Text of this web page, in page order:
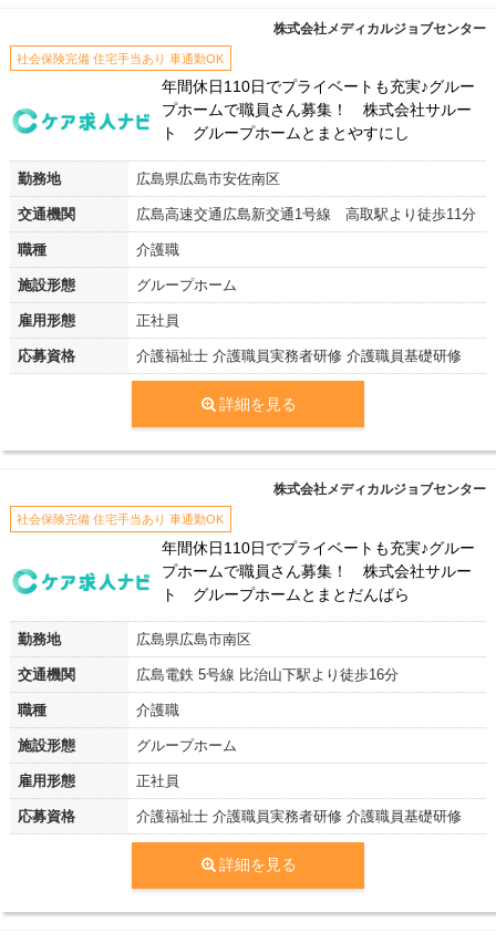
株式会社メディカルジョブセンター
社会保険完備 住宅手当あり 車通勤OK
年間休日110日でプライベートも充実♪グルー
プホームで職員さん募集！ 株式会社サルー
ト グループホームとまとやすにし
勤務地 広島県広島市安佐南区
交通機関 広島高速交通広島新交通1号線 高取駅より徒歩11分
職種 介護職
施設形態 グループホーム
雇用形態 正社員
応募資格 介護福祉士 介護職員実務者研修 介護職員基礎研修
詳細を見る
株式会社メディカルジョブセンター
社会保険完備 住宅手当あり 車通勤OK
年間休日110日でプライベートも充実♪グルー
プホームで職員さん募集！ 株式会社サルー
ト グループホームとまとだんばら
勤務地 広島県広島市南区
交通機関 広島電鉄 5号線 比治山下駅より徒歩16分
職種 介護職
施設形態 グループホーム
雇用形態 正社員
応募資格 介護福祉士 介護職員実務者研修 介護職員基礎研修
詳細を見る